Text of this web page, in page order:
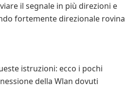
il segnale in più direzioni e
fortemente direzionale rovina
istruzioni: ecco i pochi
della Wlan dovuti